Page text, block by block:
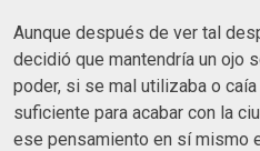
Aunque después de ver tal
decidió que mantendría un ojo
poder, si se mal utilizaba o
suficiente para acabar con la
ese pensamiento en sí mismo